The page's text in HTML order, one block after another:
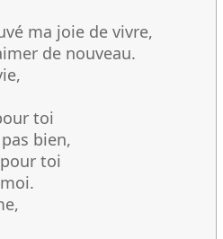
ma joie de vivre,
de nouveau.
toi
bien,
toi